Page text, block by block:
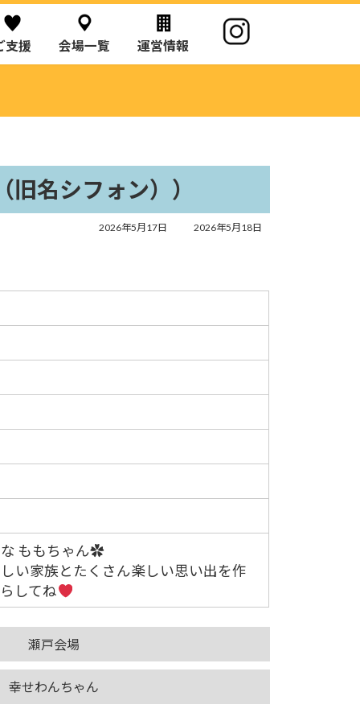
支援 会場一覧 運営情報
名シフォン））
2026年5月17日
最
時
2026年5月18日
ももちゃん✿
い家族とたくさん楽しい思い出を作
してね
瀬戸会場
幸せわんちゃん